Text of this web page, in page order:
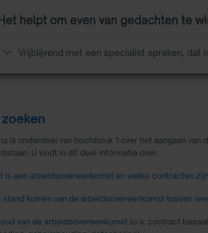
Het helpt om even van gedachten te
Vrijblijvend met een specialist spreken, dat
is onderdeel van hoofdstuk 1 over het aangaan
U vindt in dit deel informatie over:
is een arbeidsovereenkomst en welke contracten
stand komen van de arbeidsovereenkomst tussen
van de arbeidsovereenkomst (o.a. contract